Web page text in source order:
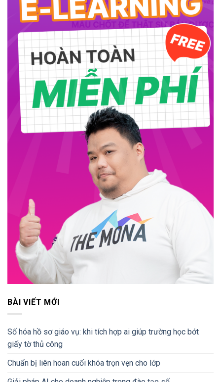
BÀI VIẾT MỚI
Số hóa hồ sơ giáo vụ: khi tích hợp ai giúp trường học bớt
giấy tờ thủ công
Chuẩn bị liên hoan cuối khóa trọn vẹn cho lớp